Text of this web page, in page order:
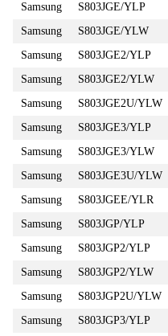
Samsung
S803JGE/YLP
Samsung
S803JGE/YLW
Samsung
S803JGE2/YLP
Samsung
S803JGE2/YLW
Samsung
S803JGE2U/YLW
Samsung
S803JGE3/YLP
Samsung
S803JGE3/YLW
Samsung
S803JGE3U/YLW
Samsung
S803JGEE/YLR
Samsung
S803JGP/YLP
Samsung
S803JGP2/YLP
Samsung
S803JGP2/YLW
Samsung
S803JGP2U/YLW
Samsung
S803JGP3/YLP